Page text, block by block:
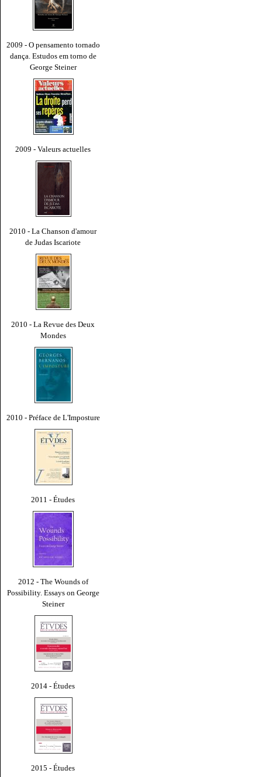
2009 - O pensamento tornado
dança. Estudos em torno de
George Steiner
2009 - Valeurs actuelles
2010 - La Chanson d'amour
de Judas Iscariote
2010 - La Revue des Deux
Mondes
2010 - Préface de L'Imposture
2011 - Études
2012 - The Wounds of
Possibility. Essays on George
Steiner
2014 - Études
2015 - Études